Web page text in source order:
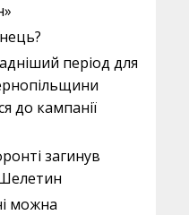
період для
до кампанії
загинув
можна